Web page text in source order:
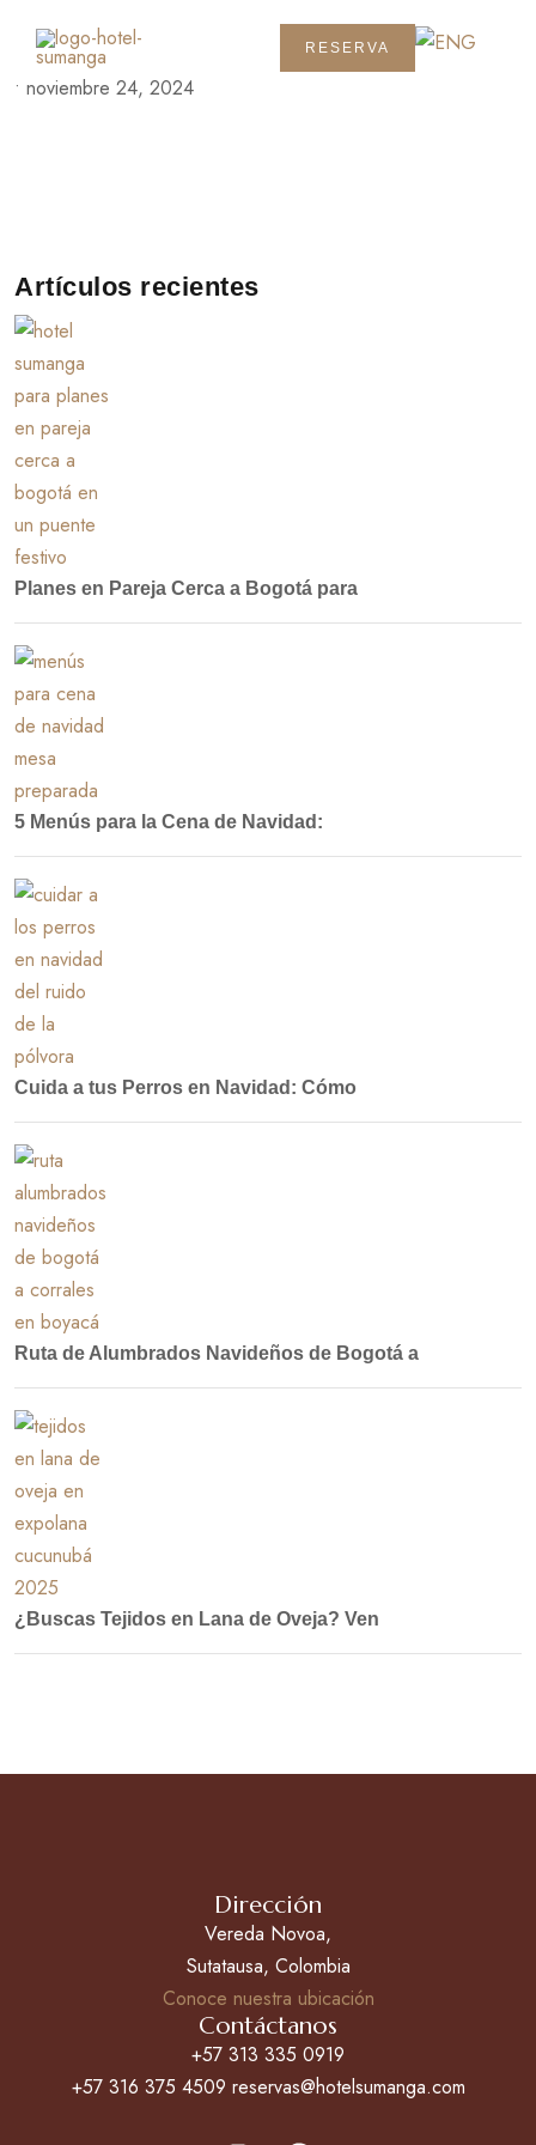
RESERVA
• noviembre 24, 2024
Artículos recientes
Planes en Pareja Cerca a Bogotá para
5 Menús para la Cena de Navidad:
Cuida a tus Perros en Navidad: Cómo
Ruta de Alumbrados Navideños de Bogotá a
¿Buscas Tejidos en Lana de Oveja? Ven
Dirección
Vereda Novoa,
Sutatausa, Colombia
Conoce nuestra ubicación
Contáctanos
+57 313 335 0919
+57 316 375 4509 reservas@hotelsumanga.com